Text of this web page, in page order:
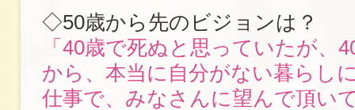
◇50歳から先のビジョンは？
「40歳で死ぬと思っていたが、
から、本当に自分がない暮らし
仕事で、みなさんに望んで頂い